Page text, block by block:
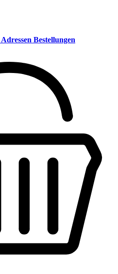
Adressen Bestellungen